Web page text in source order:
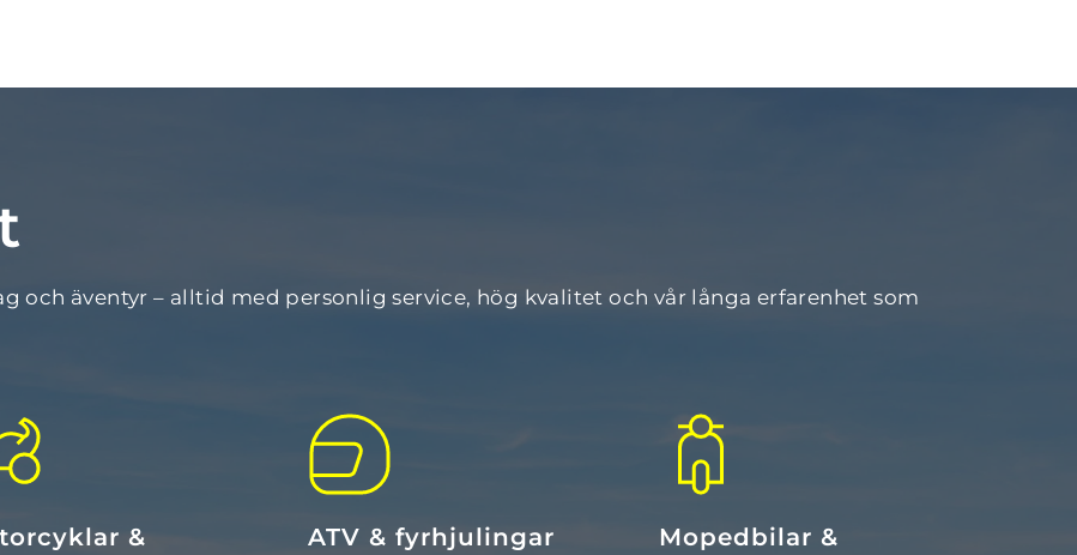
och äventyr – alltid med personlig service, hög kvalitet och vår långa erfarenhet som
&
ATV & fyrhjulingar
Mopedbilar &